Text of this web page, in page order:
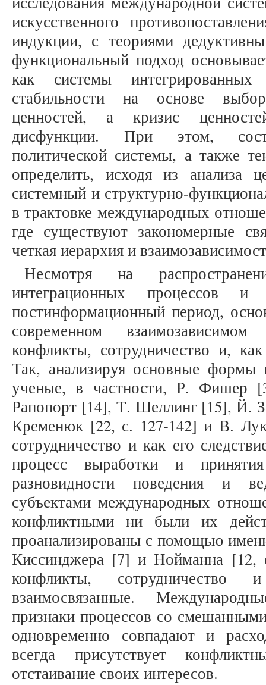
искусственного
индукции, с теориями
функциональный подход
как системы
стабильности на основе
ценностей, а кризис
дисфункции. При этом,
политической системы, а также
определить, исходя из анализа
системный и структурно-
в трактовке международных
где существуют закономерные
четкая иерархия и
Несмотря на
интеграционных процессов
постинформационный период,
современном
конфликты, сотрудничество и,
Так, анализируя основные
ученые, в частности, Р.
Рапопорт [14], Т. Шеллинг [15], Й.
Кременюк [22, с. 127-142] и В.
сотрудничество и как его
процесс выработки и
разновидности поведения и
субъектами международных
конфликтными ни были их
проанализированы с помощью
Киссинджера [7] и Нойманна [12,
конфликты,
взаимосвязанные.
признаки процессов со
одновременно совпадают и
всегда присутствует
отстаивание своих интересов.